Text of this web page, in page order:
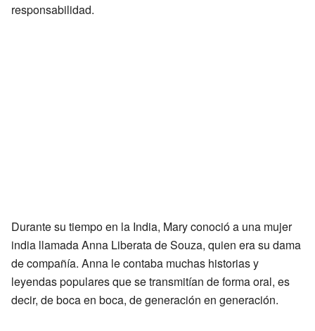
responsabilidad.
Durante su tiempo en la India, Mary conoció a una mujer
india llamada Anna Liberata de Souza, quien era su dama
de compañía. Anna le contaba muchas historias y
leyendas populares que se transmitían de forma oral, es
decir, de boca en boca, de generación en generación.